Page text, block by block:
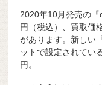
2020年10月発売の
円（税込）、買取価
があります。新しい
ットで設定されてい
円。